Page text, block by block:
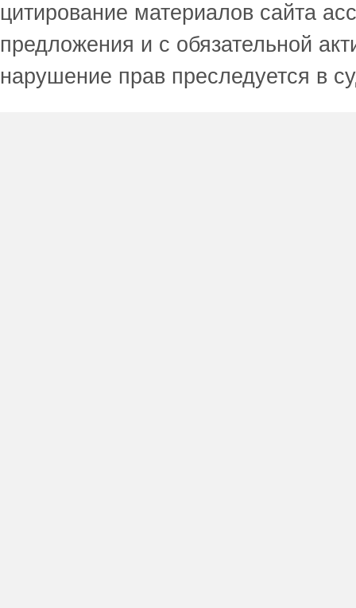
цитирование материалов сайта
предложения и с обязательной
нарушение прав преследуется в